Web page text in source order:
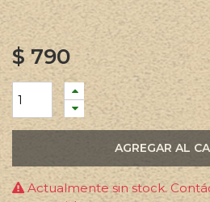
$790
AGREGAR AL
Actualmente sin stock.